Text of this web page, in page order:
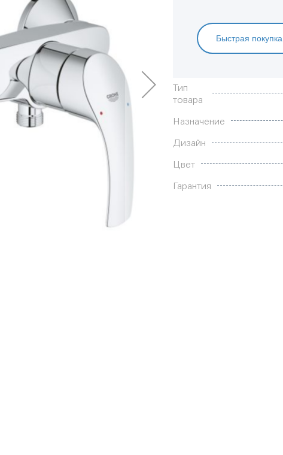
Быстрая покупка
Характеристики
Тип
товара
Назначение
Дизайн
Цвет
Гарантия